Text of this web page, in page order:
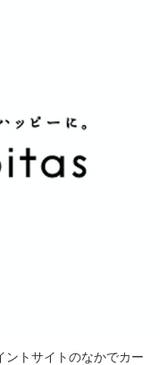
ントサイトのなかでカー